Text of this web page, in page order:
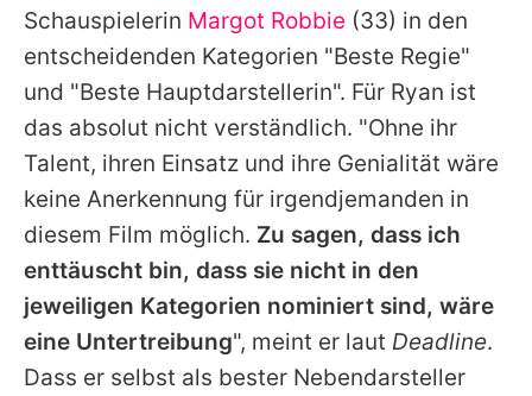
Schauspielerin Margot Robbie (33) in den
entscheidenden Kategorien "Beste Regie"
und "Beste Hauptdarstellerin". Für Ryan ist
das absolut nicht verständlich. "Ohne ihr
Talent, ihren Einsatz und ihre Genialität wäre
keine Anerkennung für irgendjemanden in
diesem Film möglich. Zu sagen, dass ich
enttäuscht bin, dass sie nicht in den
jeweiligen Kategorien nominiert sind, wäre
eine Untertreibung", meint er laut Deadline.
Dass er selbst als bester Nebendarsteller